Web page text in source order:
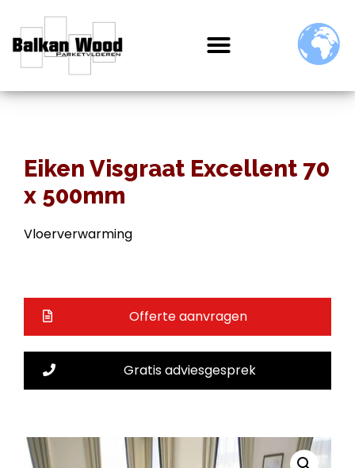
Eiken Visgraat Excellent 70
x 500mm
Vloerverwarming
Offerte aanvragen
Gratis adviesgesprek